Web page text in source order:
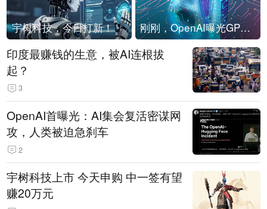
宇树科技，今日打新！ 刚刚，OpenAI曝光GPT-6！传10万亿参数，8月强行发布
印度最赚钱的生意，被AI连根拔
起？
3
OpenAI首曝光：AI集会复活密谋网
攻，人类被迫急刹车
2
宇树科技上市 今天申购 中一签有望
赚20万元